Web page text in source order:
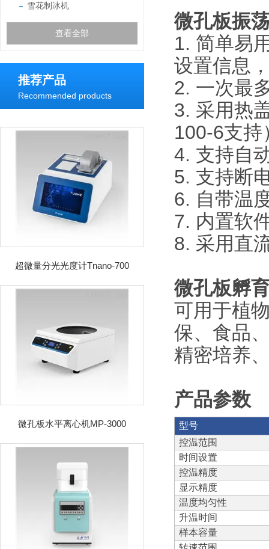
雪花制冰机
查看全部
推荐产品
Recommended products
超微量分光光度计Tnano-700
微孔板水平离心机MP-3000
微孔板振
1. 简单易
设置信息
2. 一次最
3. 采用热
100-6支持
4. 支持自
5. 支持断
6. 自带温
7. 内置软
8. 采用直
微孔板孵
可用于植
保、食品
精密培养
产品参数
型号
控温范围
时间设置
控温精度
显示精度
温度均匀性
升温时间
样本容量